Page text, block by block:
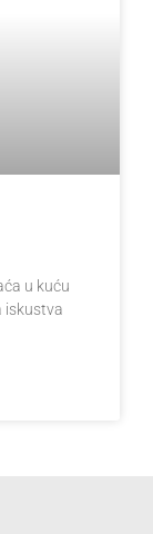
u kuću
iskustva